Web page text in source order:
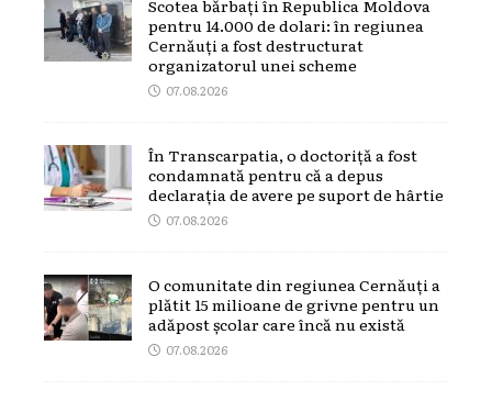
Scotea bărbați în Republica Moldova
pentru 14.000 de dolari: în regiunea
Cernăuți a fost destructurat
organizatorul unei scheme
07.08.2026
În Transcarpatia, o doctoriță a fost
condamnată pentru că a depus
declarația de avere pe suport de hârtie
07.08.2026
O comunitate din regiunea Cernăuți a
plătit 15 milioane de grivne pentru un
adăpost școlar care încă nu există
07.08.2026